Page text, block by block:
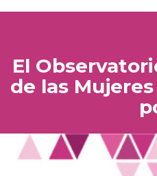
El
de las